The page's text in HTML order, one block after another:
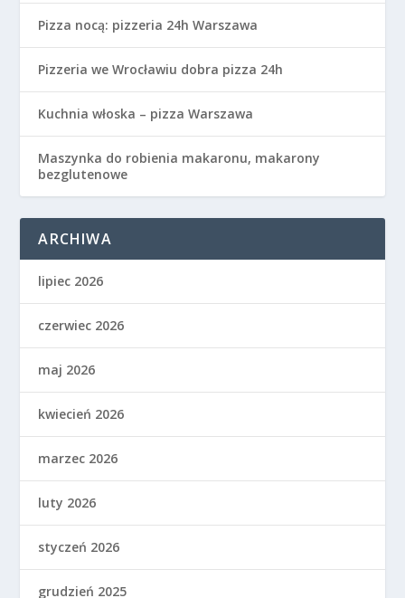
Pizza nocą: pizzeria 24h Warszawa
Pizzeria we Wrocławiu dobra pizza 24h
Kuchnia włoska – pizza Warszawa
Maszynka do robienia makaronu, makarony
bezglutenowe
ARCHIWA
lipiec 2026
czerwiec 2026
maj 2026
kwiecień 2026
marzec 2026
luty 2026
styczeń 2026
grudzień 2025